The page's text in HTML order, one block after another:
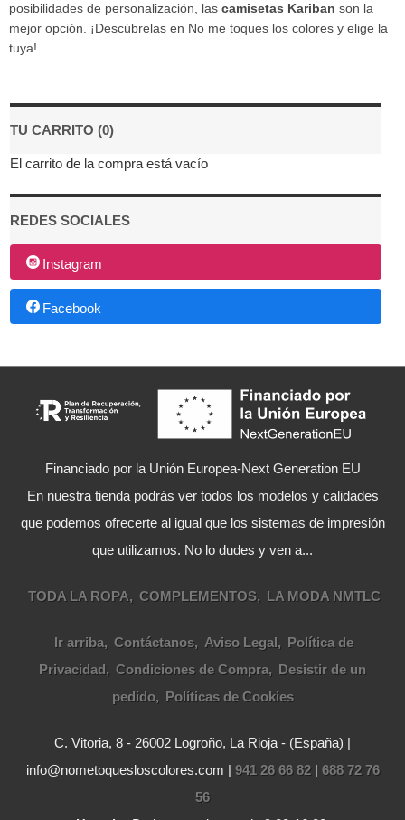
TU CARRITO (0)
El carrito de la compra está vacío
REDES SOCIALES
Instagram
Facebook
posibilidades de personalización, las camisetas Kariban son la
mejor opción. ¡Descúbrelas en No me toques los colores y elige la
tuya!
Financiado por la Unión Europea-Next Generation EU
En nuestra tienda podrás ver todos los modelos y calidades
que podemos ofrecerte al igual que los sistemas de impresión
que utilizamos. No lo dudes y ven a...
TODA LA ROPA COMPLEMENTOS LA MODA NMTLC
Ir arriba Contáctanos Aviso Legal
Política de
Privacidad
Condiciones de Compra
Desistir de un
pedido
Políticas de Cookies
C. Vitoria, 8 - 26002 Logroño, La Rioja - (España) |
info@nometoquesloscolores.com | 941 26 66 82| 688 72 76
56